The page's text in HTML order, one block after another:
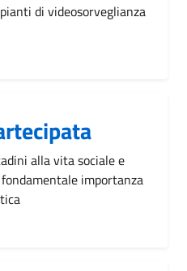
di videosorveglianza
alla vita sociale e
importanza